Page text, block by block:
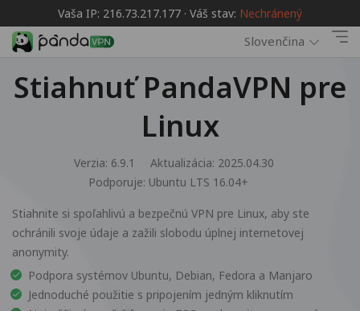
Vaša IP: 216.73.217.177 · Váš stav: Nechránený
Slovenčina
Stiahnuť PandaVPN pre
Linux
Verzia: 6.9.1
Aktualizácia: 2025.04.30
Podporuje: Ubuntu LTS 16.04+
Stiahnite si spoľahlivú a bezpečnú VPN pre Linux, aby ste
ochránili svoje údaje a zažili slobodu úplnej internetovej
anonymity.
Podpora systémov Ubuntu, Debian, Fedora a Manjaro
Jednoduché použitie s pripojením jedným kliknutím